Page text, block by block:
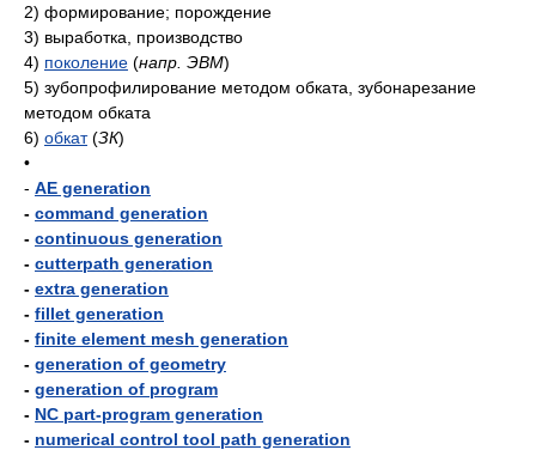
2) формирование; порождение
3) выработка, производство
4) поколение (напр. ЭВМ)
5) зубопрофилирование методом обката, зубонарезание
методом обката
6) обкат (ЗК)
•
- AE generation
- command generation
- continuous generation
- cutterpath generation
- extra generation
- fillet generation
- finite element mesh generation
- generation of geometry
- generation of program
- NC part-program generation
- numerical control tool path generation